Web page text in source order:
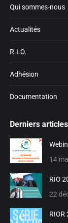
windowwindow
Qui sommes-nous
Actualités
R.I.O.
Adhésion
Documentation
Derniers articles
14
RIO
22
RIOR